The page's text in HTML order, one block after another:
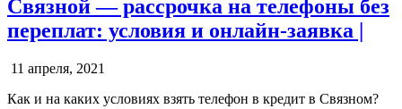
Связной — рассрочка на телефоны без
переплат: условия и онлайн-заявка |
11 апреля, 2021
Как и на каких условиях взять телефон в кредит в Связном?